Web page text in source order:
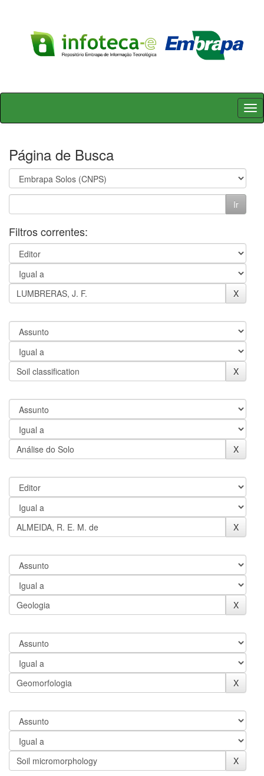
Skip
Página de Busca
Filtros correntes: